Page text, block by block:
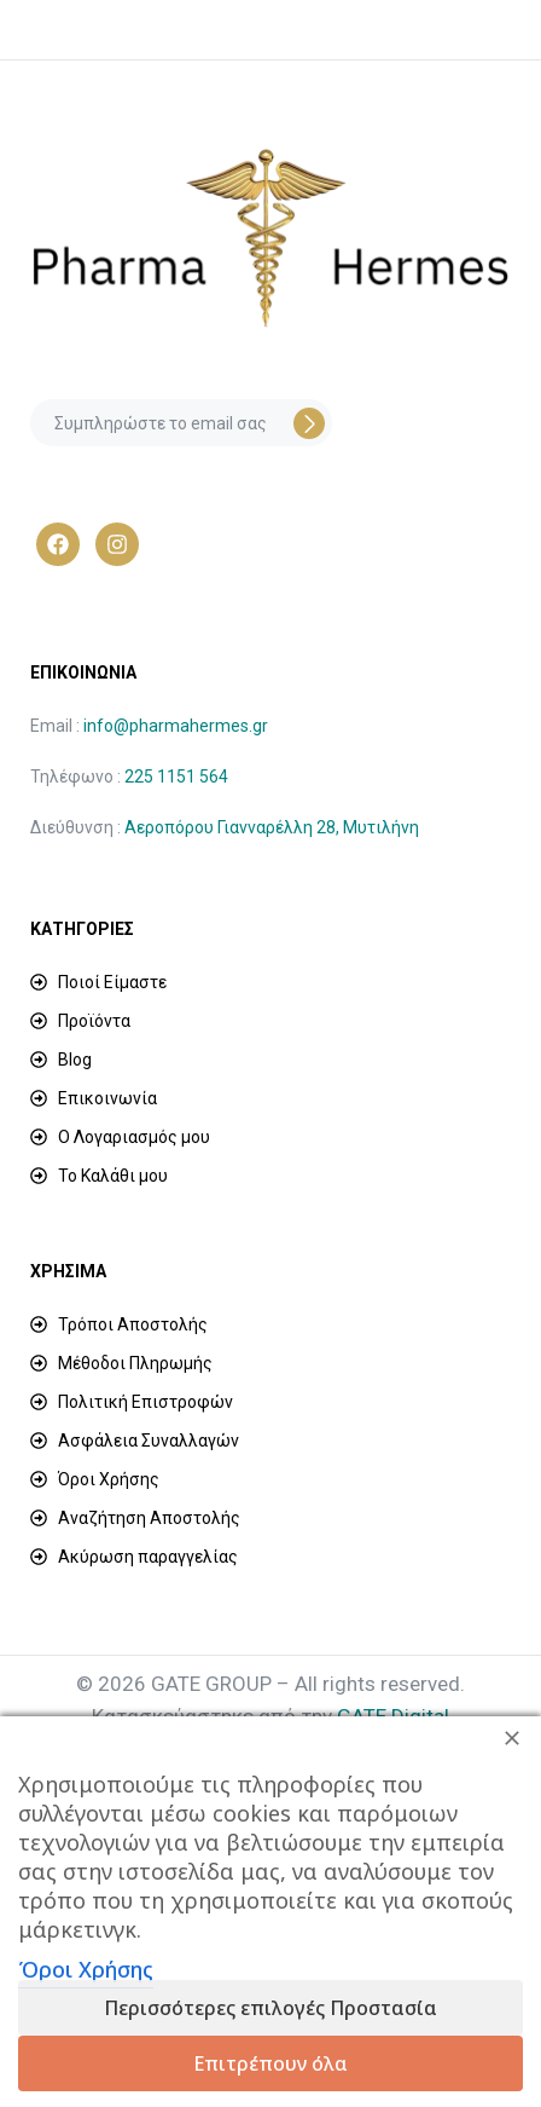
ΕΠΙΚΟΙΝΩΝΙΑ
Email : info@pharmahermes.gr
Τηλέφωνο : 225 1151 564
Διεύθυνση : Αεροπόρου Γιανναρέλλη 28, Μυτιλήνη
ΚΑΤΗΓΟΡΙΕΣ
Ποιοί Είμαστε
Προϊόντα
Blog
Επικοινωνία
Ο Λογαριασμός μου
Το Καλάθι μου
ΧΡΗΣΙΜΑ
Τρόποι Αποστολής
Μέθοδοι Πληρωμής
Πολιτική Επιστροφών
Ασφάλεια Συναλλαγών
Όροι Χρήσης
Αναζήτηση Αποστολής
Ακύρωση παραγγελίας
© 2026 GATE GROUP – All rights reserved.
Κατασκεύαστηκε από τηνGATE Digital
Αριθμός Γ.Ε.ΜΗ. : 077935642000
χρησιμοποιεί το Google Analytics για τη συλλογή μη-
προσωπικών δεδομένων με σκοπό τη βελτίωση της
εμπειρίας χρήσης.
Χρησιμοποιούμε τις πληροφορίες που
συλλέγονται μέσω cookies και παρόμοιων
τεχνολογιών για να βελτιώσουμε την εμπειρία
σας στην ιστοσελίδα μας, να αναλύσουμε τον
τρόπο που τη χρησιμοποιείτε και για σκοπούς
μάρκετινγκ.
Όροι Χρήσης
Περισσότερες επιλογές Προστασία
Επιτρέπουν όλα